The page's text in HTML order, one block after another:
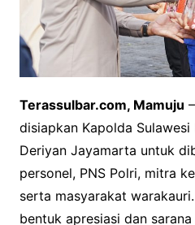
Terassulbar.com, Mamuju
disiapkan Kapolda
Deriyan Jayamarta untuk
personel, PNS Polri, mitra
serta masyarakat
bentuk apresiasi dan